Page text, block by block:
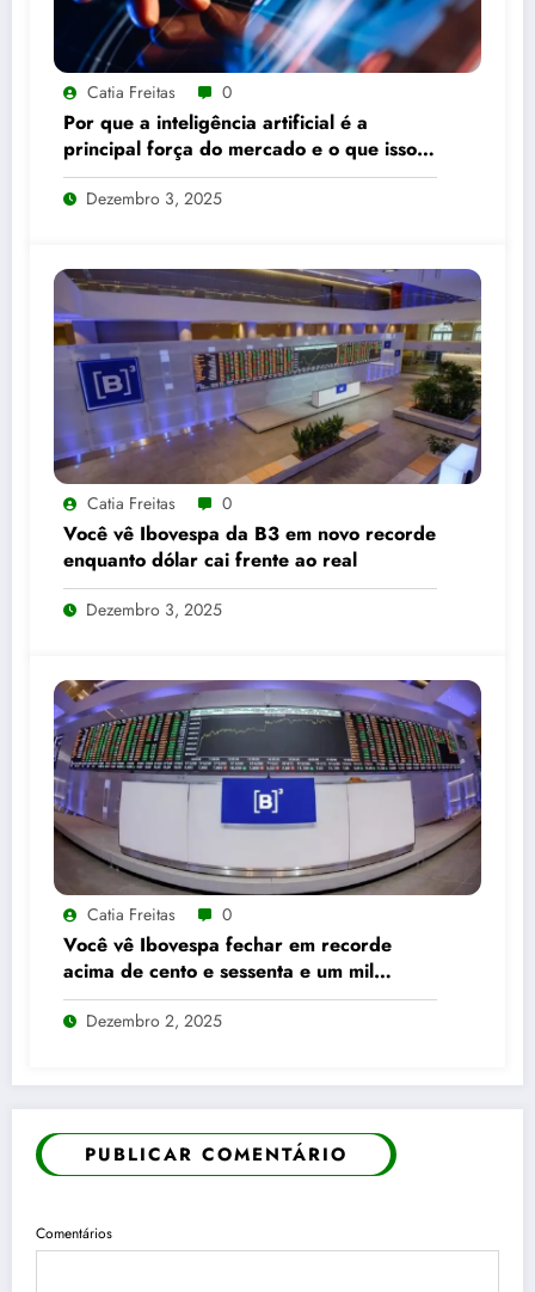
Catia Freitas 0
Por que a inteligência artificial é a
principal força do mercado e o que isso
significa para seus investimentos
Dezembro 3, 2025
Catia Freitas 0
Você vê Ibovespa da B3 em novo recorde
enquanto dólar cai frente ao real
Dezembro 3, 2025
Catia Freitas 0
Você vê Ibovespa fechar em recorde
acima de cento e sessenta e um mil
pontos enquanto dólar recua para cinco
reais e trinta e três centavos
Dezembro 2, 2025
PUBLICAR COMENTÁRIO
Comentários